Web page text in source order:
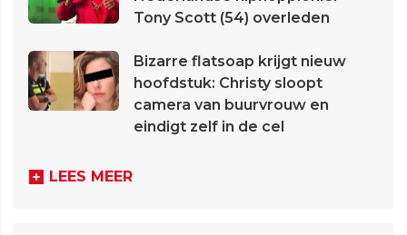
Tony Scott (54) overleden
Bizarre flatsoap krijgt nieuw
hoofdstuk: Christy sloopt
camera van buurvrouw en
eindigt zelf in de cel
LEES MEER